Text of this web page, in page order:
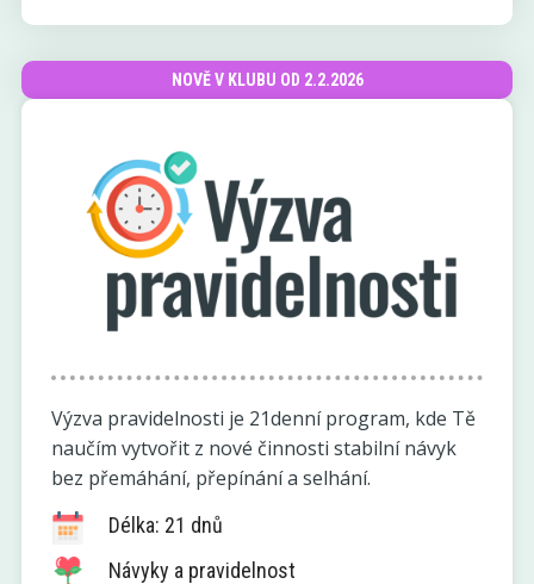
NOVĚ V KLUBU OD 2.2.2026
Výzva pravidelnosti je 21denní program, kde Tě
naučím vytvořit z nové činnosti stabilní návyk
bez přemáhání, přepínání a selhání.
Délka: 21 dnů
Návyky a pravidelnost